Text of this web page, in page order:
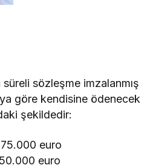
sözleşme imzalanmış
göre kendisine ödenecek
şekildedir:
euro
euro